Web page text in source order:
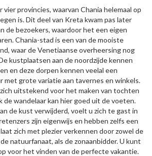
provincies, waarvan Chania helemaal op
is. Dit deel van Kreta kwam pas later
de bezoekers, waardoor het een eigen
Chania-stad is een van de mooiste
waar de Venetiaanse overheersing nog
kustplaatsen aan de noordzijde kennen
en deze dorpen kennen veelal een
grote variatie aan tavernes en winkels.
uitstekend voor het maken van tochten
de wandelaar kan hier goed uit de voeten.
de kust verwijderd, voelt u zich te gast in
zijn eigenwijs en hebben zelfs een
zich met plezier verkennen door zowel de
natuurfanaat, als de zonaanbidder. U kunt
voor het vinden van de perfecte vakantie.